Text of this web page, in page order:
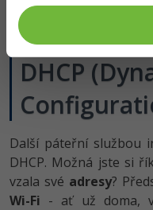
DHCP
Další páteřní službou
DHCP. Možná jste si
vzala své adresy?
Wi-Fi - ať už doma,